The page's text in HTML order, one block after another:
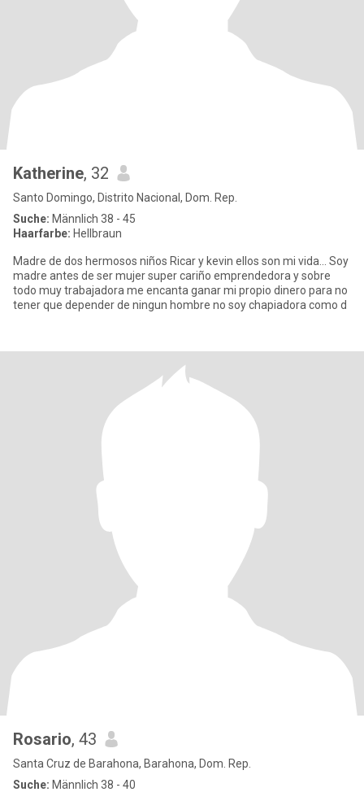
Katherine, 32
Santo Domingo, Distrito Nacional, Dom. Rep.
Suche: Männlich 38 - 45
Haarfarbe: Hellbraun
Madre de dos hermosos niños Ricar y kevin ellos son mi vida... Soy
madre antes de ser mujer super cariño emprendedora y sobre
todo muy trabajadora me encanta ganar mi propio dinero para no
tener que depender de ningun hombre no soy chapiadora como d
Rosario, 43
Santa Cruz de Barahona, Barahona, Dom. Rep.
Suche: Männlich 38 - 40